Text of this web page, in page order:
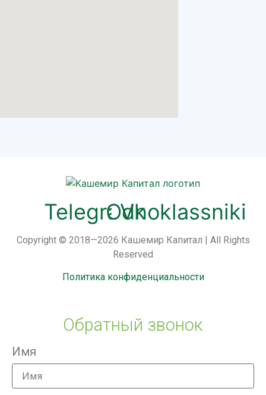
Telegram
Vk
Odnoklassniki
Copyright © 2018—2026 Кашемир Капитал | All Rights
Reserved
Политика конфиденциальности
Обратный звонок
Имя